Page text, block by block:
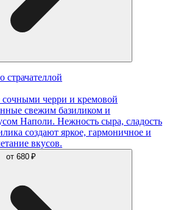
страчателлой
черри и кремовой
свежим базиликом и
Наполи. Нежность сыра, сладость
создают яркое, гармоничное и
вкусов.
от 680 ₽